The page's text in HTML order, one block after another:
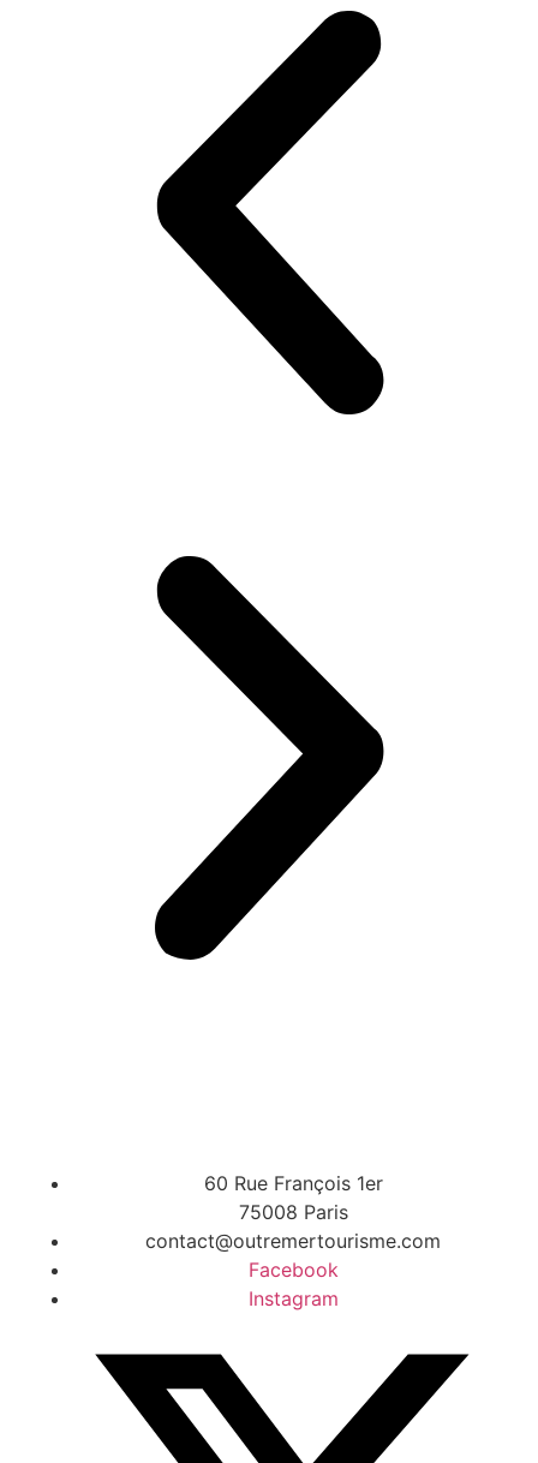
60 Rue François 1er
75008 Paris
contact@outremertourisme.com
Facebook
Instagram